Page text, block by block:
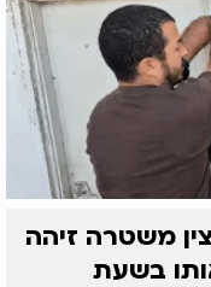
משטרה זיהה
בשעת